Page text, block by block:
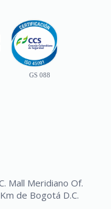
GS 088
Mall Meridiano Of.
de Bogotá D.C.